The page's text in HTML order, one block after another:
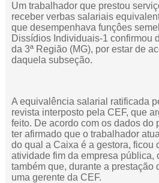
Um trabalhador que prestou
receber verbas salariais
que desempenhava funçôes
Dissídios Individuais-1 confirmou
da 3ª Região (MG), por estar de
daquela subseção.
A equivalência salarial ratificada
revista interposto pela CEF, que
feito. De acordo com os dados do
ter afirmado que o trabalhador
do qual a Caixa é a gestora, ficou
atividade fim da empresa
também que, durante a
uma gerente da CEF.